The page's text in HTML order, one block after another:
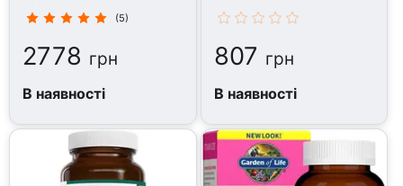
капсул
(5)
2778 грн
В наявності
таблеток
807 грн
В наявності